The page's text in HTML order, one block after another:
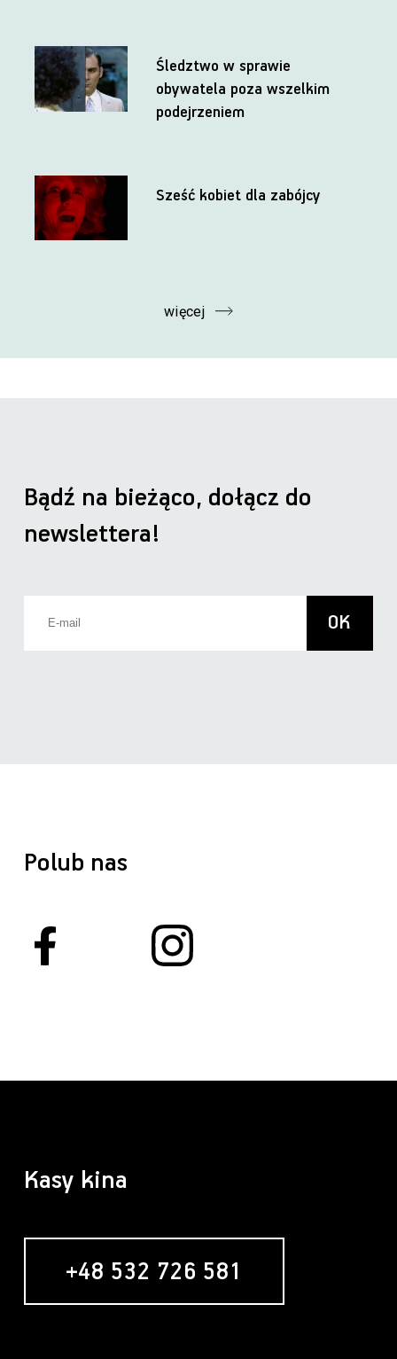
Śledztwo w sprawie
obywatela poza wszelkim
podejrzeniem
Sześć kobiet dla zabójcy
więcej
Polub nas
Bądź na bieżąco, dołącz do
newslettera!
Kasy kina
+48 532 726 581